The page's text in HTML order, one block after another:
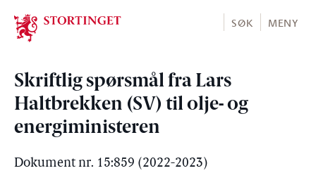
Stortinget.no
SØK MENY
Skriftlig spørsmål fra Lars
Haltbrekken (SV) til olje- og
energiministeren
Dokument nr. 15:859 (2022-2023)